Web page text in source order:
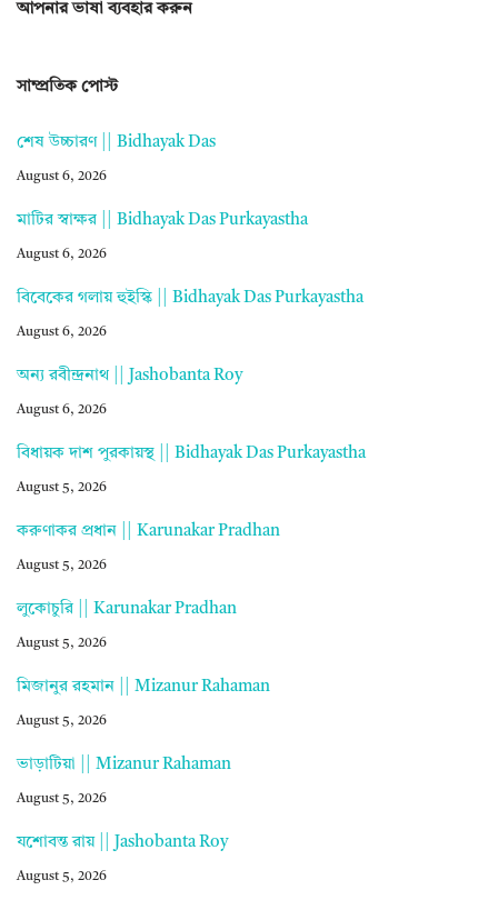
আপনার ভাষা ব্যবহার করুন
সাম্প্রতিক পোস্ট
শেষ উচ্চারণ || Bidhayak Das
August 6, 2026
মাটির স্বাক্ষর || Bidhayak Das Purkayastha
August 6, 2026
বিবেকের গলায় হুইস্কি || Bidhayak Das Purkayastha
August 6, 2026
অন্য রবীন্দ্রনাথ || Jashobanta Roy
August 6, 2026
বিধায়ক দাশ পুরকায়স্থ || Bidhayak Das Purkayastha
August 5, 2026
করুণাকর প্রধান || Karunakar Pradhan
August 5, 2026
লুকোচুরি || Karunakar Pradhan
August 5, 2026
মিজানুর রহমান || Mizanur Rahaman
August 5, 2026
ভাড়াটিয়া || Mizanur Rahaman
August 5, 2026
যশোবন্ত রায় || Jashobanta Roy
August 5, 2026